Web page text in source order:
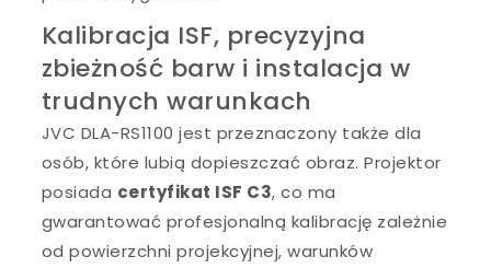
Kalibracja ISF, precyzyjna
zbieżność barw i instalacja w
trudnych warunkach
JVC DLA-RS1100 jest przeznaczony także dla
osób, które lubią dopieszczać obraz. Projektor
posiada certyfikat ISF C3, co ma
gwarantować profesjonalną kalibrację zależnie
od powierzchni projekcyjnej, warunków